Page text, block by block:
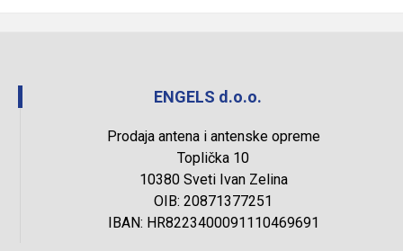
ENGELS d.o.o.
Prodaja antena i antenske opreme
Toplička 10
10380 Sveti Ivan Zelina
OIB: 20871377251
IBAN: HR8223400091110469691